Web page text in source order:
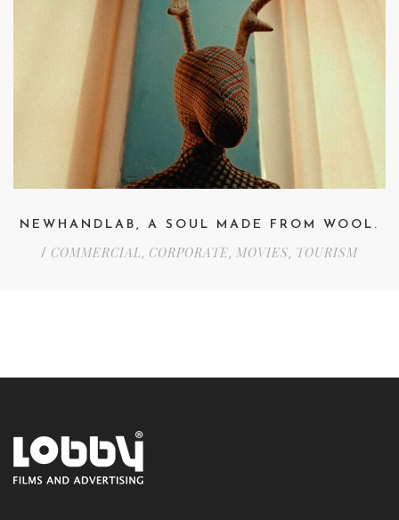
NEWHANDLAB, A SOUL MADE FROM WOOL.
/ COMMERCIAL, CORPORATE, MOVIES, TOURISM